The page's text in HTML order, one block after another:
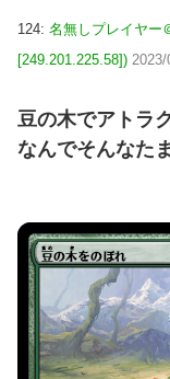
124: 名無しプレイヤー
[249.201.225.58])
豆の木でアトラ
なんでそんなた